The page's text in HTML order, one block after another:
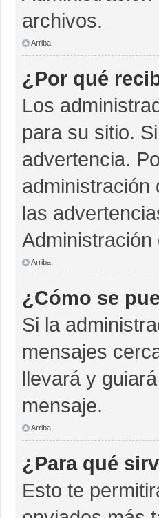
archivos.
Arriba
¿Por qué
Los
para su sitio.
advertencia.
administración
las
Arriba
¿Cómo se
Si la
mensajes
llevará y
mensaje.
Arriba
¿Para qué
Esto te